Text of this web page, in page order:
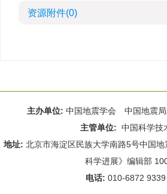
资源附件(0)
主办单位: 中国地震学会 中国地震
主管单位: 中国科学技
地址: 北京市海淀区民族大学南路5号中国
科学进展》编辑部
电话: 010-6872